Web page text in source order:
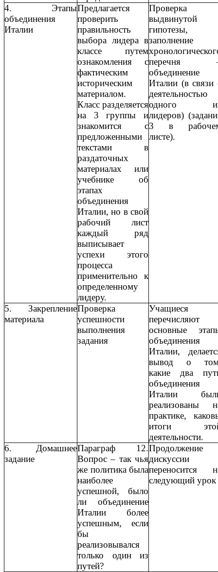
4. Этапы
объединения
Италии
Предлагается
проверить
правильность
выбора лидера в
классе путем
ознакомления с
фактическим
историческим
материалом.
Класс разделяется
на 3 группы и
знакомится с
предложенными
текстами в
раздаточных
материалах или
учебнике об
этапах
объединения
Италии, но в свой
рабочий лист
каждый ряд
выписывает
успехи этого
процесса
применительно к
определенному
лидеру.
Проверка
выдвинутой
гипотезы,
заполнение
перечня
объединение
Италии (в связи
деятельностью
одного
лидеров)
3 в
листе).
5. Закрепление
материала
Проверка
успешности
выполнения
задания
Учащиеся
перечисляют
основные
объединения
Италии,
вывод о
какие два
объединения
Италии
реализованы
практике,
итоги
деятельности.
6. Домашнее
задание
Параграф 12.
Вопрос – так чья
же политика была
наиболее
успешной, было
ли объединение
Италии более
успешным, если
бы
реализовывался
только один из
путей?
Продолжение
дискуссии
переносится
следующий урок